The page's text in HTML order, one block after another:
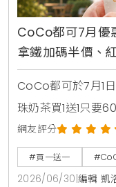
CoCo都可7月優
拿鐵加碼半價、
杯99元
CoCo都可於7月1
珠奶茶買1送1只要
人拿鐵同價位買1送
新增紅柚雙響炮與
網友評分
#買一送一
2026/06/30 編輯 凱